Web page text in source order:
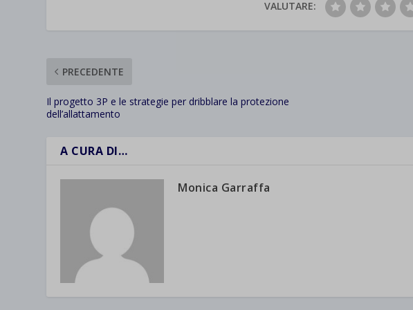
VALUTARE:
PRECEDENTE
Il progetto 3P e le strategie per dribblare la protezione
dell’allattamento
A CURA DI…
Monica Garraffa
wpc*